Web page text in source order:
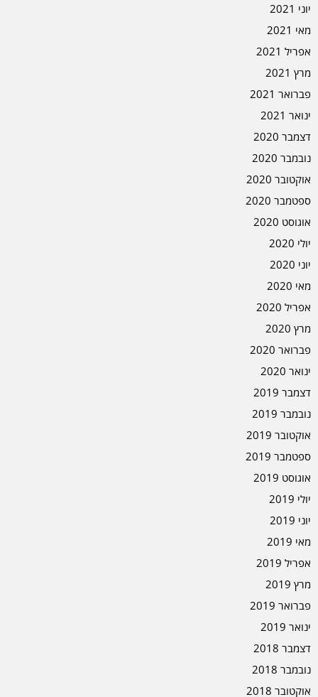
יוני 2021
מאי 2021
אפריל 2021
מרץ 2021
פברואר 2021
ינואר 2021
דצמבר 2020
נובמבר 2020
אוקטובר 2020
ספטמבר 2020
אוגוסט 2020
יולי 2020
יוני 2020
מאי 2020
אפריל 2020
מרץ 2020
פברואר 2020
ינואר 2020
דצמבר 2019
נובמבר 2019
אוקטובר 2019
ספטמבר 2019
אוגוסט 2019
יולי 2019
יוני 2019
מאי 2019
אפריל 2019
מרץ 2019
פברואר 2019
ינואר 2019
דצמבר 2018
נובמבר 2018
אוקטובר 2018